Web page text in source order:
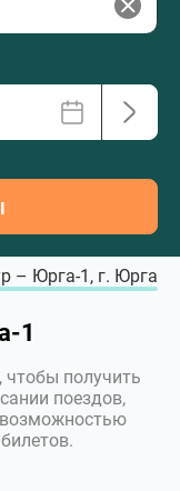
– Юрга-1, г. Юрга
1
чтобы получить
поездов,
возможностью